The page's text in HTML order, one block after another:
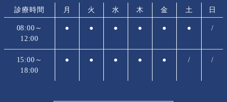
診療時間 月 火 水 木 金 土 日
08:00～
12:00
● ● ● ● ● ● /
15:00～
18:00
● ● ● ● ● / /